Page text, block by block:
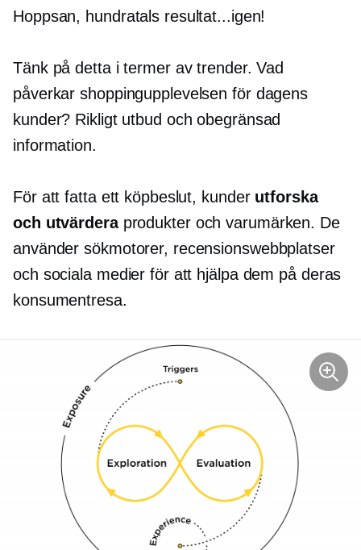
Hoppsan, hundratals resultat...igen!
Tänk på detta i termer av trender. Vad
påverkar shoppingupplevelsen för dagens
kunder? Rikligt utbud och obegränsad
information.
För att fatta ett köpbeslut, kunder utforska
och utvärderaprodukter och varumärken. De
använder sökmotorer, recensionswebbplatser
och sociala medier för att hjälpa dem på deras
konsumentresa.